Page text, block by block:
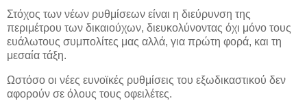
Στόχος των νέων ρυθμίσεων είναι η διεύρυνση της
περιμέτρου των δικαιούχων, διευκολύνοντας όχι μόνο τους
ευάλωτους συμπολίτες μας αλλά, για πρώτη φορά, και τη
μεσαία τάξη.
Ωστόσο οι νέες ευνοϊκές ρυθμίσεις του εξωδικαστικού δεν
αφορούν σε όλους τους οφειλέτες.